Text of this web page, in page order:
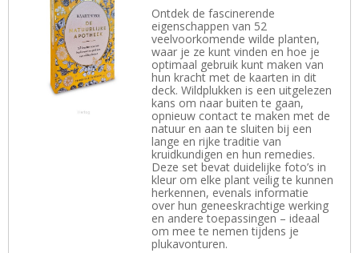
Ontdek de fascinerende
eigenschappen van 52
veelvoorkomende wilde planten,
waar je ze kunt vinden en hoe je
optimaal gebruik kunt maken van
hun kracht met de kaarten in dit
deck. Wildplukken is een uitgelezen
kans om naar buiten te gaan,
opnieuw contact te maken met de
natuur en aan te sluiten bij een
lange en rijke traditie van
kruidkundigen en hun remedies.
Deze set bevat duidelijke foto’s in
kleur om elke plant veilig te kunnen
herkennen, evenals informatie
over hun geneeskrachtige werking
en andere toepassingen – ideaal
om mee te nemen tijdens je
plukavonturen.